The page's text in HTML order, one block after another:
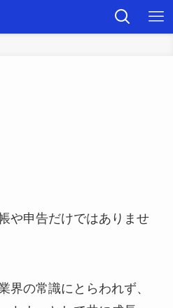
や申告だけではありませ
界の常識にとらわれず、